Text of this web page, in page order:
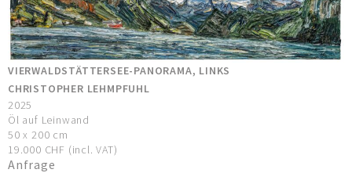
VIERWALDSTÄTTERSEE-PANORAMA, LINKS
CHRISTOPHER LEHMPFUHL
2025
Öl auf Leinwand
50 x 200 cm
19.000 CHF (incl. VAT)
Anfrage